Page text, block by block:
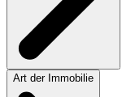
Art der Immobilie